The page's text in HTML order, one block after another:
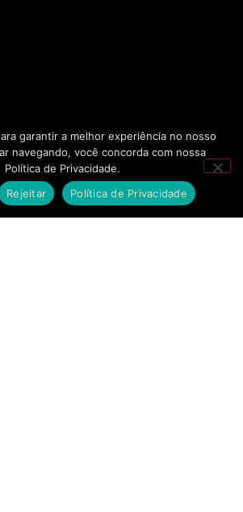
garantir a melhor experiência no nosso
navegando, você concorda com nossa
Política de Privacidade.
Rejeitar Política de Privacidade